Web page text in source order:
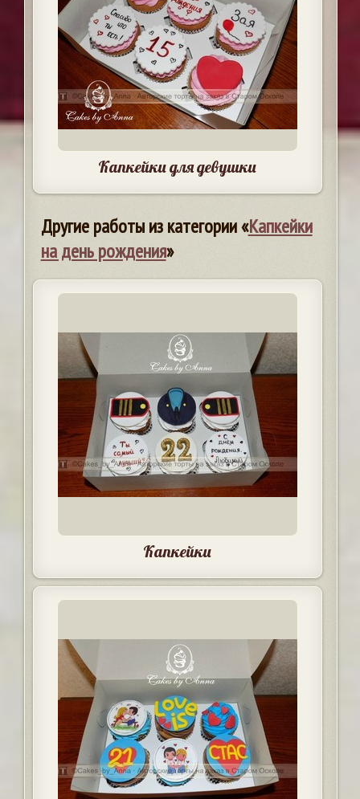
Капкейки для девушки
Другие работы из категории «Капкейки
на день рождения»
Капкейки